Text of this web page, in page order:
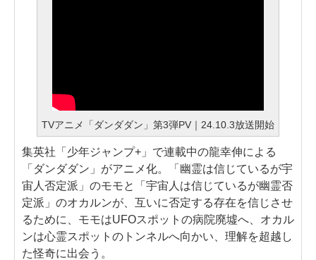
TVアニメ「ダンダダン」第3弾PV｜24.10.3放送開始
集英社「少年ジャンプ+」で連載中の龍幸伸による
「ダンダダン」がアニメ化。「幽霊は信じているが宇
宙人否定派」のモモと「宇宙人は信じているが幽霊否
定派」のオカルンが、互いに否定する存在を信じさせ
るために、モモはUFOスポットの病院廃墟へ、オカル
ンは心霊スポットのトンネルへ向かい、理解を超越し
た怪奇に出会う。